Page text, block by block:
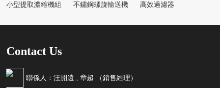
小型提取濃縮機組 不鏽鋼螺旋輸送機 高效過濾器
Contact Us
聯係人：汪開遠 , 章超 （銷售經理）